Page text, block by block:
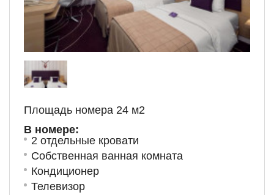
Площадь номера 24 м2
В номере:
2 отдельные кровати
Собственная ванная комната
Кондиционер
Телевизор